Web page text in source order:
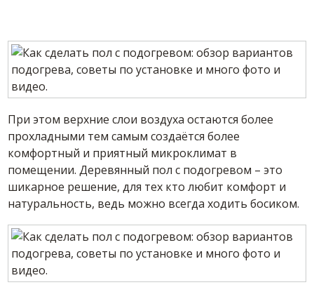
При этом верхние слои воздуха остаются более
прохладными тем самым создаётся более
комфортный и приятный микроклимат в
помещении. Деревянный пол с подогревом – это
шикарное решение, для тех кто любит комфорт и
натуральность, ведь можно всегда ходить босиком.